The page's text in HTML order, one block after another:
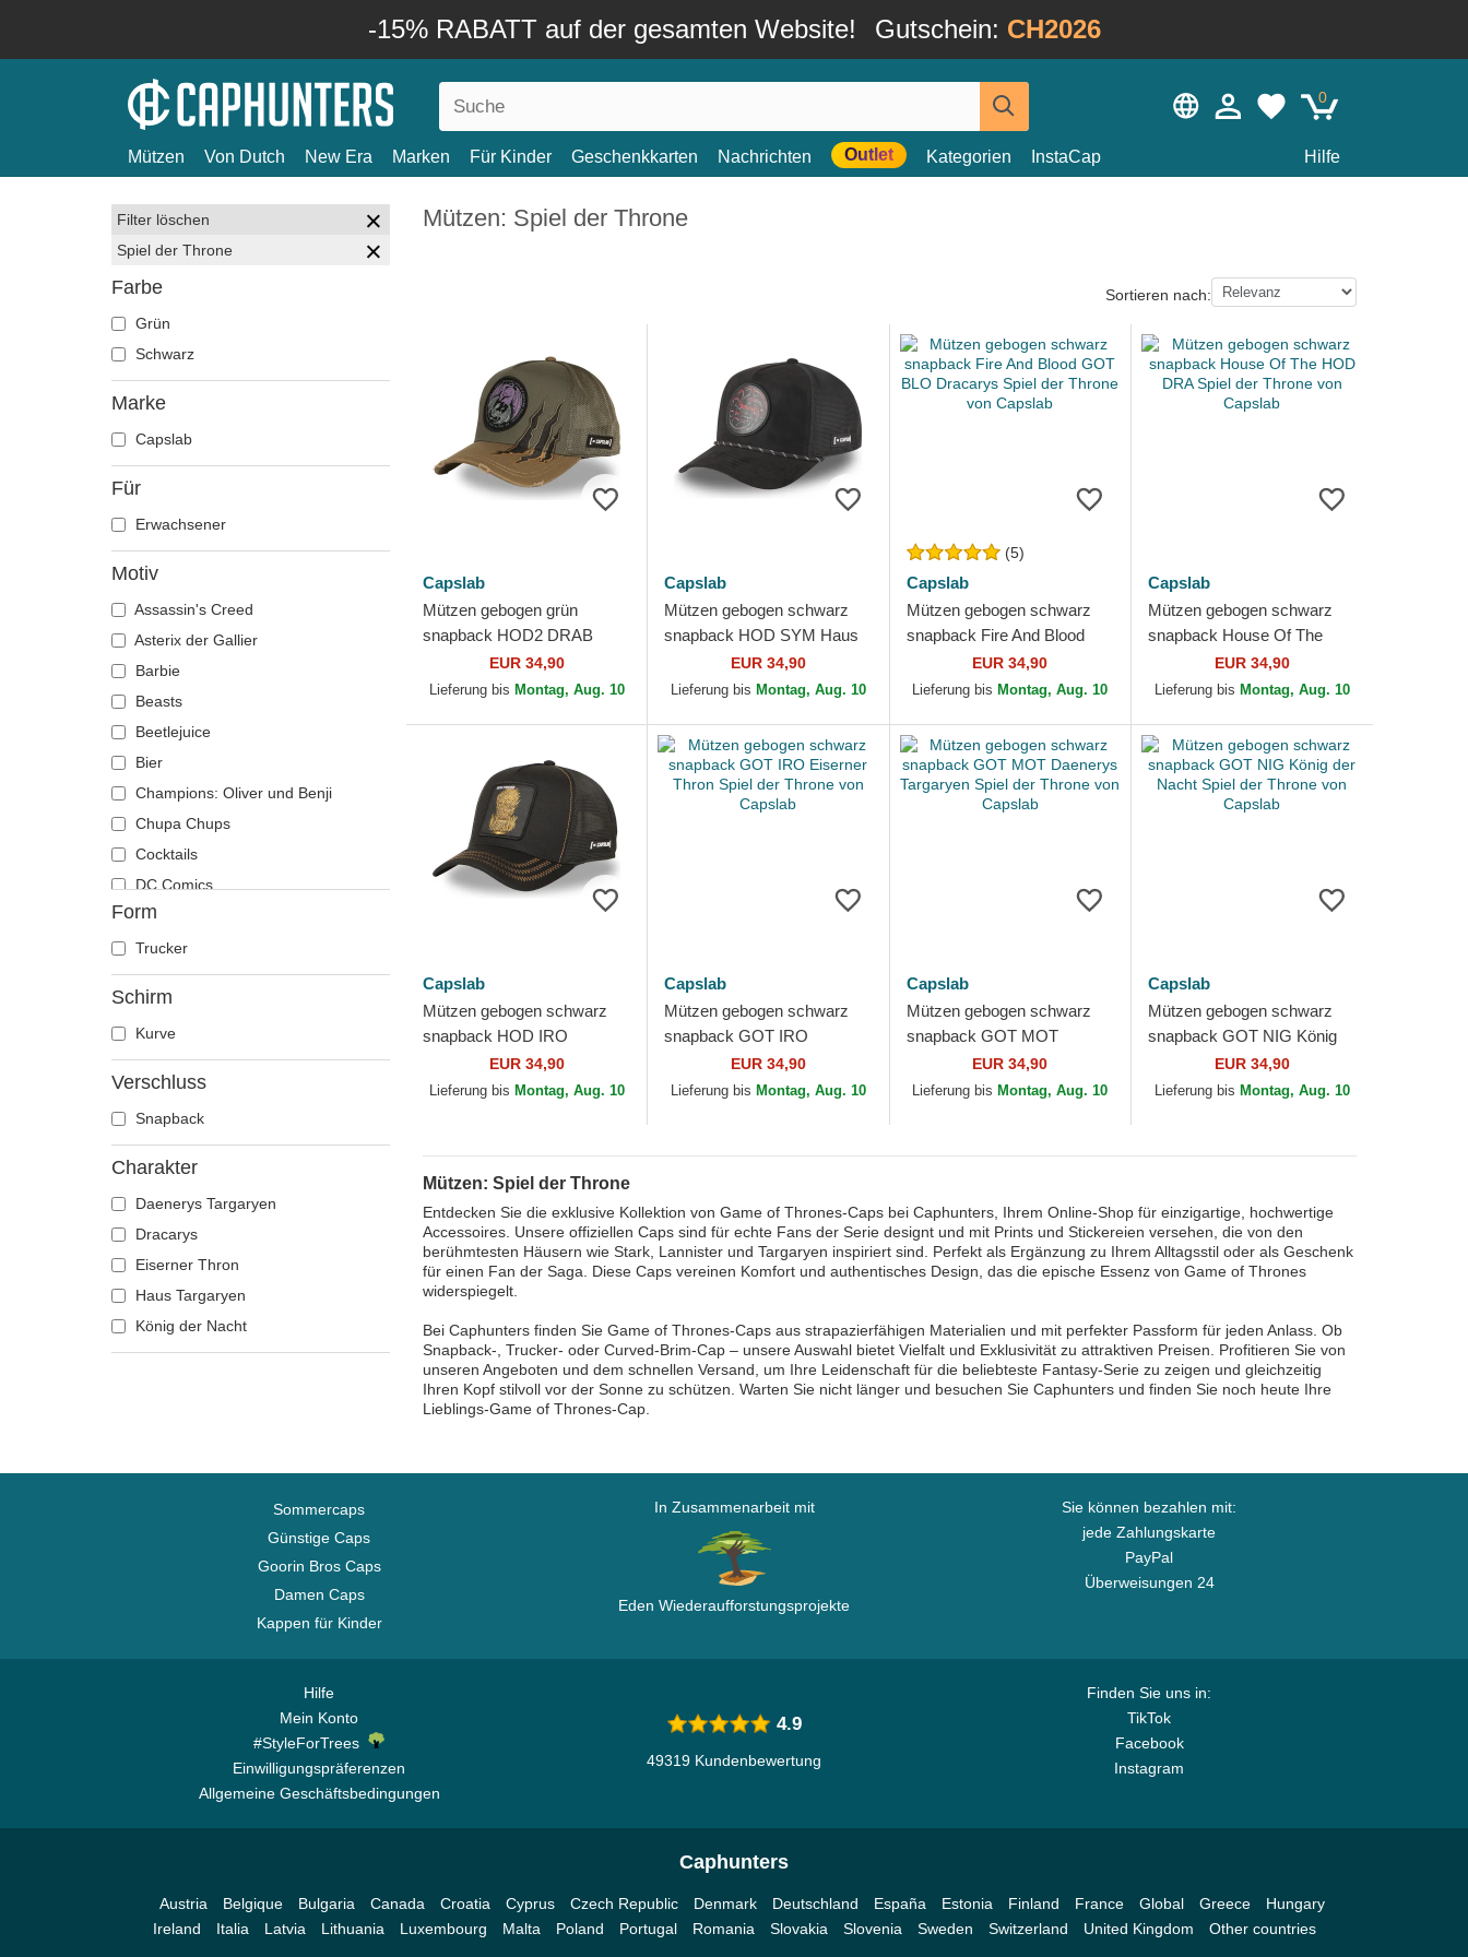
-15% RABATT auf der gesamten Website! Gutschein: CH2026
0
Mützen Von Dutch New Era Marken Für Kinder Geschenkkarten Nachrichten Outlet Kategorien InstaCap Hilfe
Filter löschen
Spiel der Throne
Farbe
Grün
Schwarz
Marke
Capslab
Für
Erwachsener
Motiv
Assassin's Creed
Asterix der Gallier
Barbie
Beasts
Beetlejuice
Bier
Champions: Oliver und Benji
Chupa Chups
Cocktails
DC Comics
Der Herr der Ringe
Die Schlümpfe
Disney
Dragon Ball
Erdnüsse
Harry Potter
Hip Hop Dogz
Städte und Strände
Super Mario Bros.
Zurück in die Zukunft
Form
Trucker
Schirm
Kurve
Verschluss
Snapback
Charakter
Daenerys Targaryen
Dracarys
Eiserner Thron
Haus Targaryen
König der Nacht
Mützen: Spiel der Throne
Sortieren nach:
Capslab
Mützen gebogen grün
snapback HOD2 DRAB
Haus Targaryen Spiel der
Throne von Capslab
EUR 34,90
Lieferung bis Montag, Aug. 10
Capslab
Mützen gebogen schwarz
snapback HOD SYM Haus
Targaryen Spiel der Throne
von Capslab
EUR 34,90
Lieferung bis Montag, Aug. 10
(5)
Capslab
Mützen gebogen schwarz
snapback Fire And Blood
GOT BLO Dracarys Spiel
der Throne von Capslab
EUR 34,90
Lieferung bis Montag, Aug. 10
Capslab
Mützen gebogen schwarz
snapback House Of The
HOD DRA Spiel der Throne
von Capslab
EUR 34,90
Lieferung bis Montag, Aug. 10
Capslab
Mützen gebogen schwarz
snapback HOD IRO
Eiserner Thron Spiel der
Throne von Capslab
EUR 34,90
Lieferung bis Montag, Aug. 10
Capslab
Mützen gebogen schwarz
snapback GOT IRO
Eiserner Thron Spiel der
Throne von Capslab
EUR 34,90
Lieferung bis Montag, Aug. 10
Capslab
Mützen gebogen schwarz
snapback GOT MOT
Daenerys Targaryen Spiel
der Throne von Capslab
EUR 34,90
Lieferung bis Montag, Aug. 10
Capslab
Mützen gebogen schwarz
snapback GOT NIG König
der Nacht Spiel der Throne
von Capslab
EUR 34,90
Lieferung bis Montag, Aug. 10
Mützen: Spiel der Throne
Entdecken Sie die exklusive Kollektion von Game of Thrones-Caps bei Caphunters, Ihrem Online-Shop für einzigartige, hochwertige
Accessoires. Unsere offiziellen Caps sind für echte Fans der Serie designt und mit Prints und Stickereien versehen, die von den
berühmtesten Häusern wie Stark, Lannister und Targaryen inspiriert sind. Perfekt als Ergänzung zu Ihrem Alltagsstil oder als Geschenk
für einen Fan der Saga. Diese Caps vereinen Komfort und authentisches Design, das die epische Essenz von Game of Thrones
widerspiegelt.
Bei Caphunters finden Sie Game of Thrones-Caps aus strapazierfähigen Materialien und mit perfekter Passform für jeden Anlass. Ob
Snapback-, Trucker- oder Curved-Brim-Cap – unsere Auswahl bietet Vielfalt und Exklusivität zu attraktiven Preisen. Profitieren Sie von
unseren Angeboten und dem schnellen Versand, um Ihre Leidenschaft für die beliebteste Fantasy-Serie zu zeigen und gleichzeitig
Ihren Kopf stilvoll vor der Sonne zu schützen. Warten Sie nicht länger und besuchen Sie Caphunters und finden Sie noch heute Ihre
Lieblings-Game of Thrones-Cap.
Sommercaps
Günstige Caps
Goorin Bros Caps
Damen Caps
Kappen für Kinder
In Zusammenarbeit mit
Eden Wiederaufforstungsprojekte
Sie können bezahlen mit:
jede Zahlungskarte
PayPal
Überweisungen 24
Hilfe
Mein Konto
#StyleForTrees
Einwilligungspräferenzen
Allgemeine Geschäftsbedingungen
Finden Sie uns in:
TikTok
Facebook
Instagram
4.9
49319 Kundenbewertung
Caphunters
Austria Belgique Bulgaria Canada Croatia Cyprus Czech Republic Denmark Deutschland España Estonia Finland France Global Greece
Hungary
Ireland
Italia Latvia Lithuania Luxembourg Malta Poland Portugal Romania Slovakia Slovenia Sweden Switzerland United Kingdom Other countries